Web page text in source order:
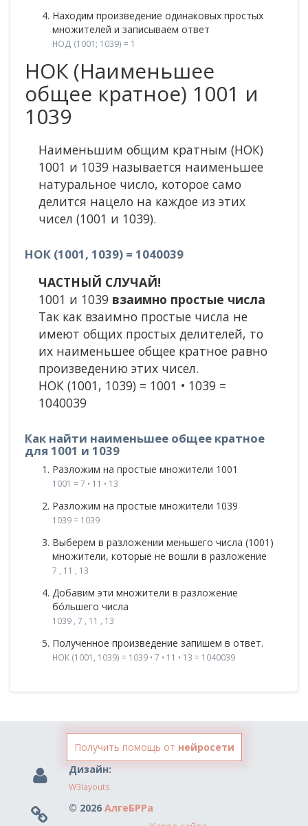
Находим произведение одинаковых простых
множителей и записываем ответ
НОД (1001; 1039) = 1
НОК (Наименьшее
общее кратное) 1001 и
1039
Наименьшим общим кратным (НОК)
1001 и 1039 называется наименьшее
натуральное число, которое само
делится нацело на каждое из этих
чисел (1001 и 1039).
НОК (1001, 1039) = 1040039
ЧАСТНЫЙ СЛУЧАЙ!
1001 и 1039 взаимно простые числа
Так как взаимно простые числа не
имеют общих простых делителей, то
их наименьшее общее кратное равно
произведению этих чисел.
НОК (1001, 1039) = 1001 • 1039 =
1040039
Как найти наименьшее общее кратное
для 1001 и 1039
Разложим на простые множители 1001
1001 = 7 • 11 • 13
Разложим на простые множители 1039
1039 = 1039
Выберем в разложении меньшего числа (1001)
множители, которые не вошли в разложение
7 , 11 , 13
Добавим эти множители в разложение
бóльшего числа
1039 , 7 , 11 , 13
Полученное произведение запишем в ответ.
НОК (1001, 1039) = 1039 • 7 • 11 • 13 = 1040039
Получить помощь от нейросети
Дизайн:
W3layouts
© 2026 АлгеБРРа